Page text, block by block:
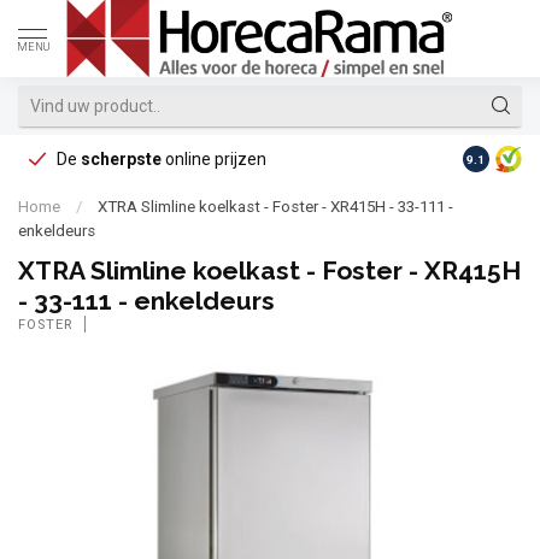
MENU
De scherpsteonline prijzen Op
9.1
Home /
XTRA Slimline koelkast - Foster - XR415H - 33-111 -
enkeldeurs
XTRA Slimline koelkast - Foster - XR415H
- 33-111 - enkeldeurs
FOSTER